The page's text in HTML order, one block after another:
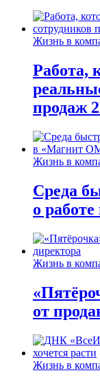
Жизнь в
Работа,
продаж
Жизнь в
Среда
о
Жизнь в
от
Жизнь в